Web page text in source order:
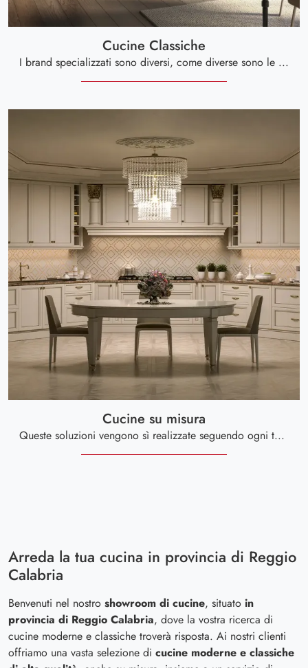
Cucine Classiche
I brand specializzati sono diversi, come diverse sono le relative gamme in stile classico, retrò e rustico che potrai trovare nel nostro rifornito showroom, tutte componibili in libertà a seconda delle necessità di ogni cliente.
Cucine su misura
Queste soluzioni vengono sì realizzate seguendo ogni tuo desiderio, ma spesso presentano un prezzo non proprio abbordabile, dovuto all’alto pregio dei manufatti e al lavoro di store manager e consulenti specializzati.
Arreda la tua cucina in provincia di Reggio
Calabria
Benvenuti nel nostro showroom di cucine, situato in
provincia di Reggio Calabria, dove la vostra ricerca di
cucine moderne e classiche troverà risposta. Ai nostri clienti
offriamo una vasta selezione di cucine moderne e classiche